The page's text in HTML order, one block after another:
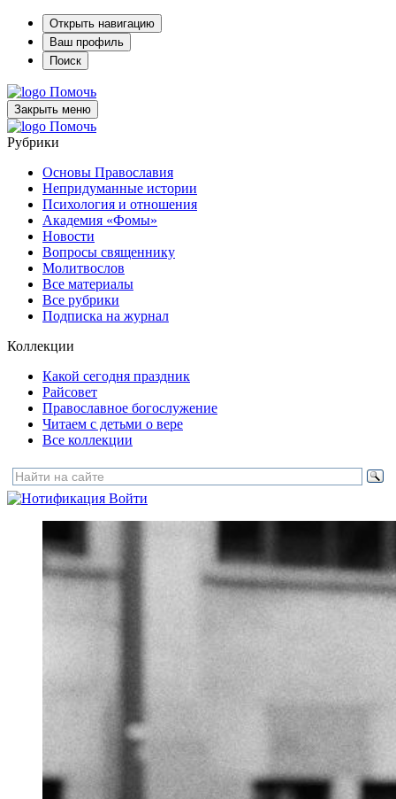
Открыть навигацию
Ваш профиль
Поиск
Помочь
Закрыть меню
Помочь
Рубрики
Основы Православия
Непридуманные истории
Психология и отношения
Академия «Фомы»
Новости
Вопросы священнику
Молитвослов
Все материалы
Все рубрики
Подписка на журнал
Коллекции
Какой сегодня праздник
Райсовет
Православное богослужение
Читаем с детьми о вере
Все коллекции
Войти